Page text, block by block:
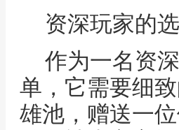
资深玩家的
作为一名资
单，它需要细
雄池，赠送一